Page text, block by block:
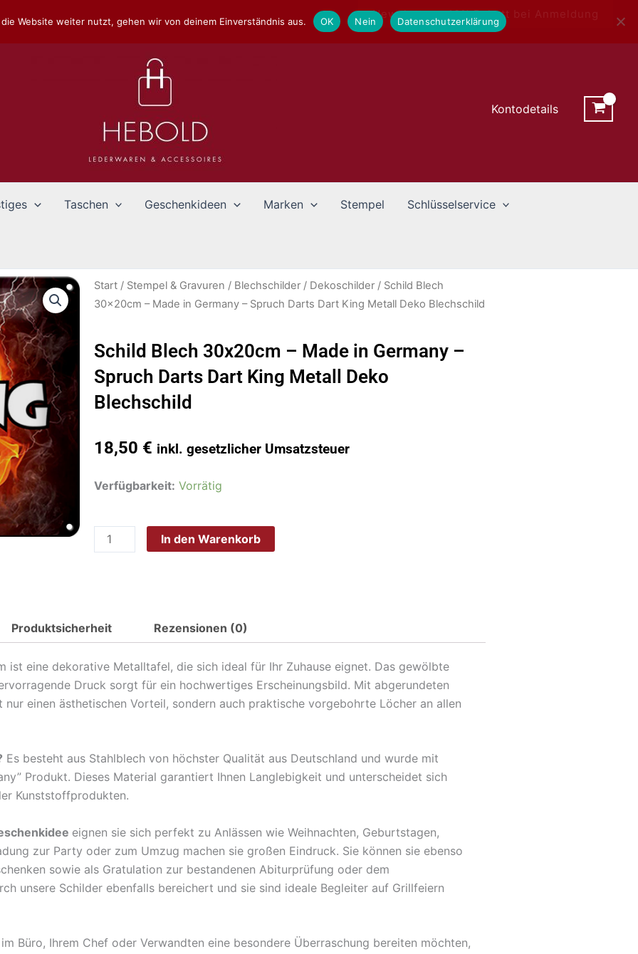
Newsletter - 10% Rabatt bei Anmeldung
Kontodetails
Taschen Geschenkideen Marken Stempel Schlüsselservice
Start / Stempel & Gravuren / Blechschilder / Dekoschilder / Schild Blech
30x20cm – Made in Germany – Spruch Darts Dart King Metall Deko Blechschild
Schild Blech 30x20cm – Made in Germany –
Spruch Darts Dart King Metall Deko
Blechschild
18,50 € inkl. gesetzlicher Umsatzsteuer
Verfügbarkeit: Vorrätig
Schild
Spruch
Dart
King
Metall
Menge
In den Warenkorb
Produktsicherheit Rezensionen (0)
eine dekorative Metalltafel, die sich ideal für Ihr Zuhause eignet. Das gewölbte
Druck sorgt für ein hochwertiges Erscheinungsbild. Mit abgerundeten
einen ästhetischen Vorteil, sondern auch praktische vorgebohrte Löcher an allen
Es besteht aus Stahlblech von höchster Qualität aus Deutschland und wurde mit
Produkt. Dieses Material garantiert Ihnen Langlebigkeit und unterscheidet sich
Kunststoffprodukten.
eignen sie sich perfekt zu Anlässen wie Weihnachten, Geburtstagen,
zur Party oder zum Umzug machen sie großen Eindruck. Sie können sie ebenso
sowie als Gratulation zur bestandenen Abiturprüfung oder dem
unsere Schilder ebenfalls bereichert und sie sind ideale Begleiter auf Grillfeiern
Büro, Ihrem Chef oder Verwandten eine besondere Überraschung bereiten möchten,
die Website weiter nutzt, gehen wir von deinem Einverständnis aus. OK Nein Datenschutzerklärung